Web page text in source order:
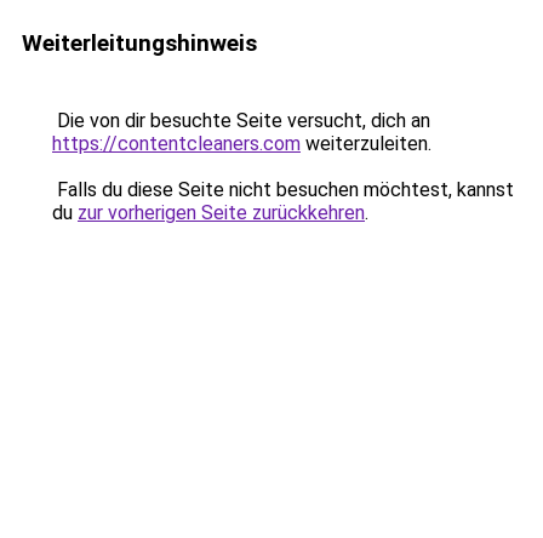
Weiterleitungshinweis
Die von dir besuchte Seite versucht, dich an
https://contentcleaners.com weiterzuleiten.
Falls du diese Seite nicht besuchen möchtest, kannst
du zur vorherigen Seite zurückkehren.